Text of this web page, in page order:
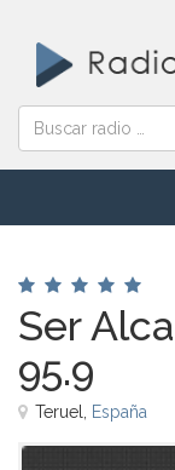
Ser
95.9
Teruel, España